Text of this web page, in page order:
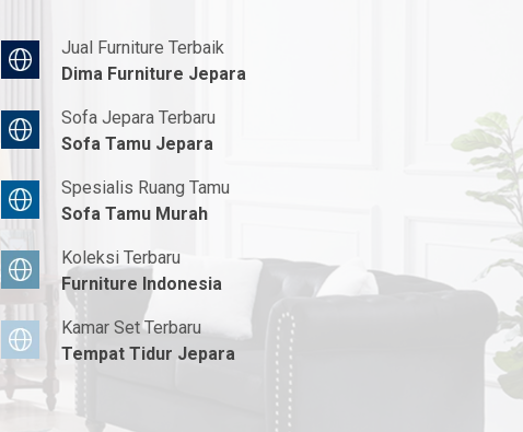
Jual Furniture Terbaik
Dima Furniture Jepara
Sofa Jepara Terbaru
Sofa Tamu Jepara
Spesialis Ruang Tamu
Sofa Tamu Murah
Koleksi Terbaru
Furniture Indonesia
Kamar Set Terbaru
Tempat Tidur Jepara